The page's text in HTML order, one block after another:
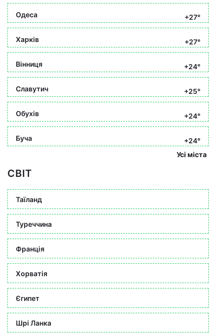
Одеса +27°
Харків +27°
Вінниця +24°
Славутич +25°
Обухів +24°
Буча
+24°
Усі міста
СВІТ
Таїланд
Туреччина
Франція
Хорватія
Єгипет
Шрі Ланка